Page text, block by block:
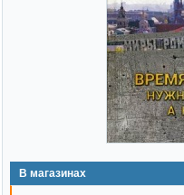
В магазинах